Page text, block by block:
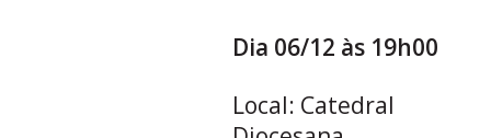
Dia 06/12 às 19h00
Local: Catedral